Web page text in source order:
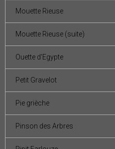
Mouette Rieuse
Mouette Rieuse (suite)
Ouette d'Egypte
Petit Gravelot
Pie grièche
Pinson des Arbres